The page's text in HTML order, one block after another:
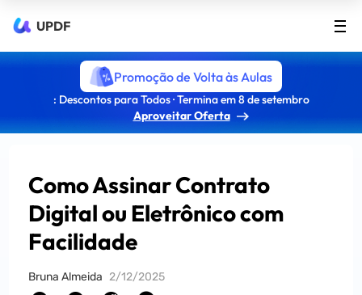
UPDF
Promoção de Volta às Aulas
: Descontos para Todos · Termina em 8 de setembro
Aproveitar Oferta
Como Assinar Contrato
Digital ou Eletrônico com
Facilidade
Bruna Almeida 2/12/2025